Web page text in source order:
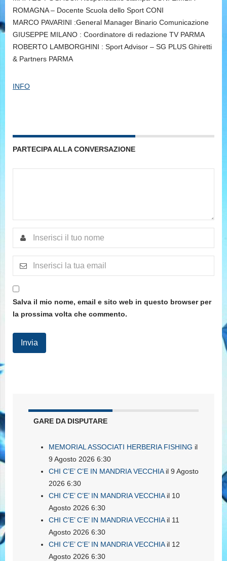
ROMAGNA – Docente Scuola dello Sport CONI
MARCO PAVARINI :General Manager Binario Comunicazione
GIUSEPPE MILANO : Coordinatore di redazione TV PARMA
ROBERTO LAMBORGHINI : Sport Advisor – SG PLUS Ghiretti
& Partners PARMA
INFO
PARTECIPA ALLA CONVERSAZIONE
Salva il mio nome, email e sito web in questo browser per
la prossima volta che commento.
GARE DA DISPUTARE
MEMORIAL ASSOCIATI HERBERIA FISHING il
9 Agosto 2026 6:30
CHI C’E’ C’E IN MANDRIA VECCHIAil 9 Agosto
2026 6:30
CHI C’E’ C’E’ IN MANDRIA VECCHIAil 10
Agosto 2026 6:30
CHI C’E’ C’E’ IN MANDRIA VECCHIAil 11
Agosto 2026 6:30
CHI C’E’ C’E’ IN MANDRIA VECCHIAil 12
Agosto 2026 6:30